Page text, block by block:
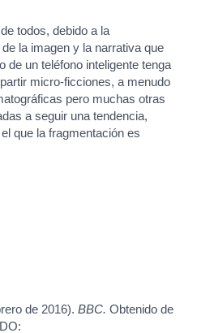
todos, debido a la
la imagen y la narrativa que
de un teléfono inteligente tenga
micro-ficciones, a menudo
pero muchas otras
a seguir una tendencia,
que la fragmentación es
de 2016). BBC. Obtenido de